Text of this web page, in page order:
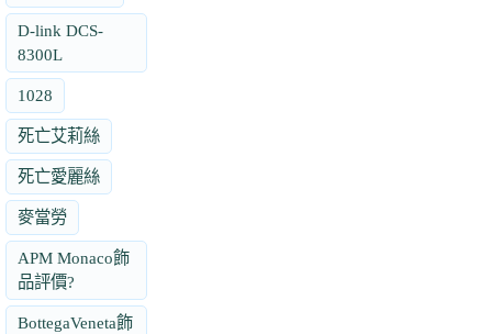
D-link DCS-
8300L
1028
死亡艾莉絲
死亡愛麗絲
麥當勞
APM Monaco飾
品評價?
BottegaVeneta飾